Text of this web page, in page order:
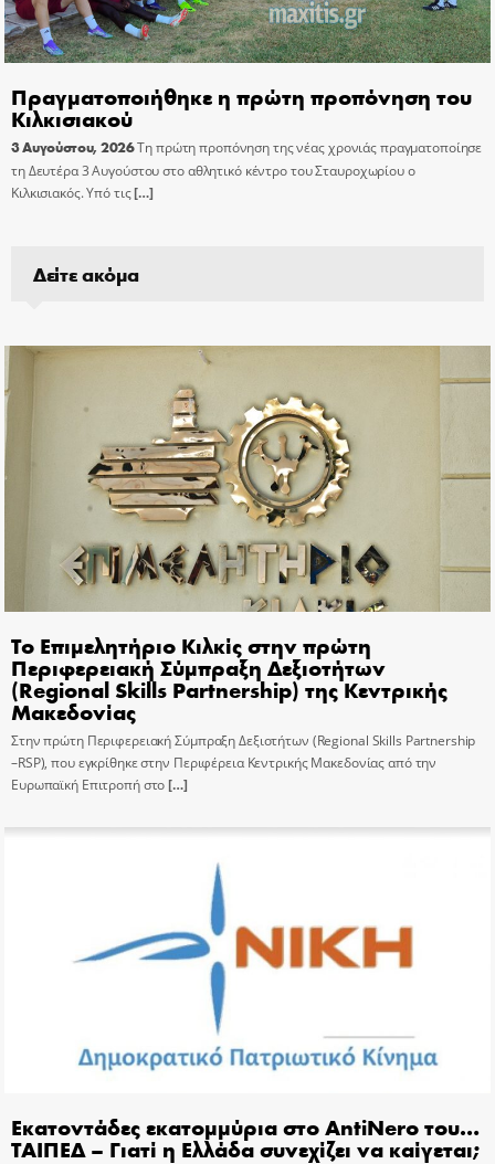
Πραγματοποιήθηκε η πρώτη προπόνηση του
Κιλκισιακού
3 Αυγούστου, 2026Τη πρώτη προπόνηση της νέας χρονιάς πραγματοποίησε
τη Δευτέρα 3 Αυγούστου στο αθλητικό κέντρο του Σταυροχωρίου ο
Κιλκισιακός. Υπό τις[…]
Δείτε ακόμα
Το Επιμελητήριο Κιλκίς στην πρώτη
Περιφερειακή Σύμπραξη Δεξιοτήτων
(Regional Skills Partnership) της Κεντρικής
Μακεδονίας
Στην πρώτη Περιφερειακή Σύμπραξη Δεξιοτήτων (Regional Skills Partnership
–RSP), που εγκρίθηκε στην Περιφέρεια Κεντρικής Μακεδονίας από την
Ευρωπαϊκή Επιτροπή στο[…]
Εκατοντάδες εκατομμύρια στο AntiNero του…
ΤΑΙΠΕΔ – Γιατί η Ελλάδα συνεχίζει να καίγεται;